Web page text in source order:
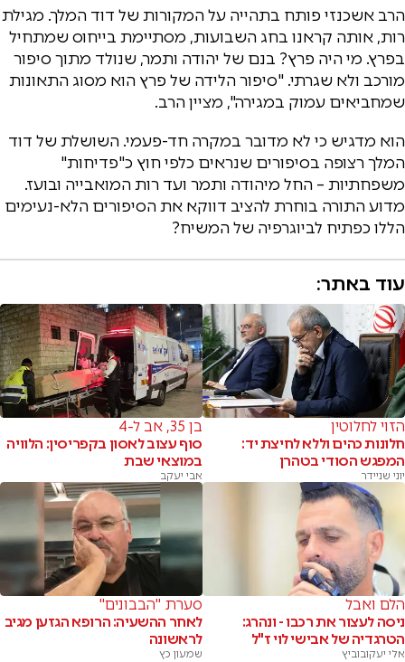
הרב אשכנזי פותח בתהייה על המקורות של דוד המלך. מגילת
רות, אותה קראנו בחג השבועות, מסתיימת בייחוס שמתחיל
בפרץ. מי היה פרץ? בנם של יהודה ותמר, שנולד מתוך סיפור
מורכב ולא שגרתי. "סיפור הלידה של פרץ הוא מסוג התאונות
שמחביאים עמוק במגירה", מציין הרב.
הוא מדגיש כי לא מדובר במקרה חד-פעמי. השושלת של דוד
המלך רצופה בסיפורים שנראים כלפי חוץ כ"פדיחות"
משפחתיות – החל מיהודה ותמר ועד רות המואבייה ובועז.
מדוע התורה בוחרת להציב דווקא את הסיפורים הלא-נעימים
הללו כפתיח לביוגרפיה של המשיח?
עוד באתר:
הזוי לחלוטין
חלונות כהים וללא לחיצת יד:
המפגש הסודי בטהרן
יוני שניידר
בן 35, אב ל-4
סוף עצוב לאסון בקפריסין: הלוויה
במוצאי שבת
אבי יעקב
הלם ואבל
ניסה לעצור את רכבו - ונהרג:
הטרגדיה של אבישי לוי ז"ל
אלי יעקובוביץ
סערת "הבבונים"
לאחר ההשעיה: הרופא הגזען מגיב
לראשונה
שמעון כץ